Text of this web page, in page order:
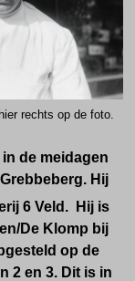
rechts op de foto.
de meidagen
Hij
6 Veld. Hij is
De Klomp bij
op de
2 en 3. Dit is in